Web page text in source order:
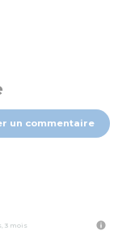
un commentaire
3 mois